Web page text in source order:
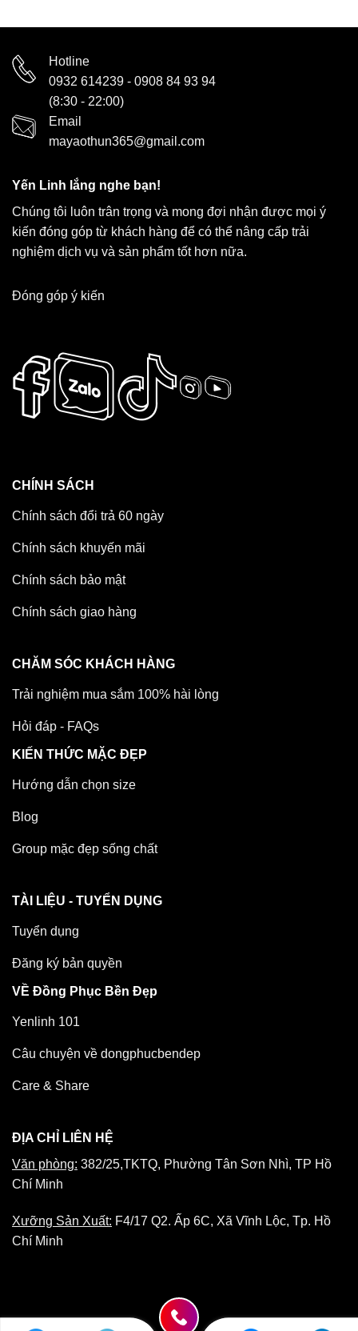
Yến Linh lắng nghe bạn!
Chúng tôi luôn trân trọng và mong đợi nhận được mọi ý
kiến đóng góp từ khách hàng để có thể nâng cấp trải
nghiệm dịch vụ và sản phẩm tốt hơn nữa.
Đóng góp ý kiến
Hotline
0932 614239 - 0908 84 93 94
(8:30 - 22:00)
Email
mayaothun365@gmail.com
CHÍNH SÁCH
Chính sách đổi trả 60 ngày
Chính sách khuyến mãi
Chính sách bảo mật
Chính sách giao hàng
CHĂM SÓC KHÁCH HÀNG
Trải nghiệm mua sắm 100% hài lòng
Hỏi đáp - FAQs
KIẾN THỨC MẶC ĐẸP
Hướng dẫn chọn size
Blog
Group mặc đẹp sống chất
TÀI LIỆU - TUYỂN DỤNG
Tuyển dụng
Đăng ký bản quyền
VỀ Đồng Phục Bền Đẹp
Yenlinh 101
Câu chuyện về dongphucbendep
Care & Share
ĐỊA CHỈ LIÊN HỆ
Văn phòng: 382/25,TKTQ, Phường Tân Sơn Nhì, TP Hồ
Chí Minh
Xưỡng Sản Xuất: F4/17 Q2. Ấp 6C, Xã Vĩnh Lộc, Tp. Hồ
Chí Minh